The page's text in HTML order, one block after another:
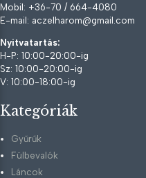
Mobil: +36-70 / 664-4080
E-mail: aczelharom@gmail.com
Nyitvatartás:
H-P: 10:00-20:00-ig
Sz: 10:00-20:00-ig
V: 10:00-18:00-ig
Kategóriák
Gyűrűk
Fülbevalók
Láncok